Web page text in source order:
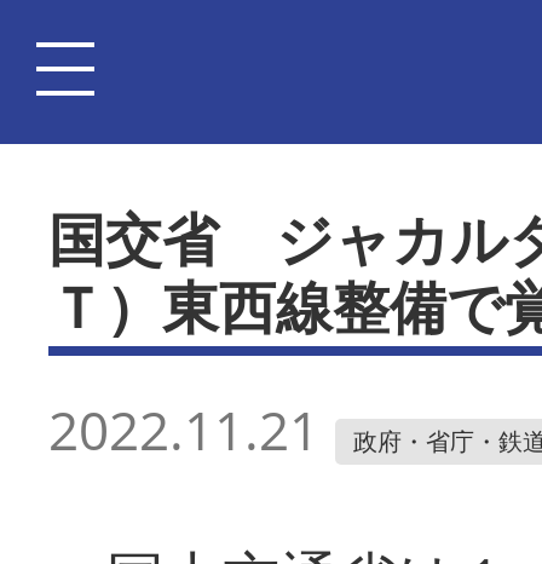
国交省 ジャカル
Ｔ）東西線整備で
2022.11.21 政府・省庁・鉄